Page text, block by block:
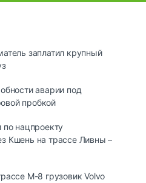
заплатил крупный
аварии под
пробкой
по нацпроекту
Кшень на трассе Ливны –
М-8 грузовик Volvo